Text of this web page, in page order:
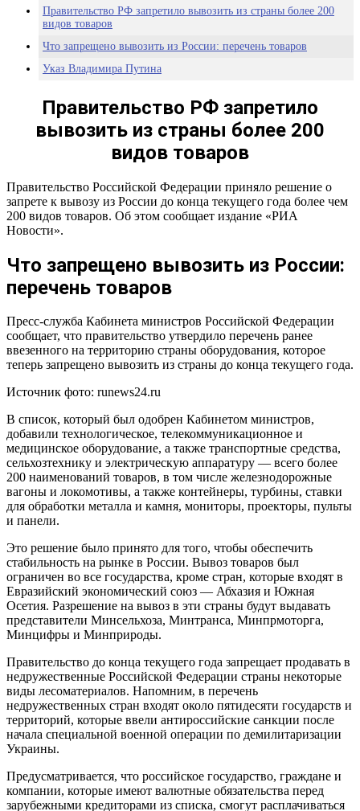
Правительство РФ запретило вывозить из страны более 200
видов товаров
Что запрещено вывозить из России: перечень товаров
Указ Владимира Путина
Правительство РФ запретило
вывозить из страны более 200
видов товаров
Правительство Российской Федерации приняло решение о
запрете к вывозу из России до конца текущего года более чем
200 видов товаров. Об этом сообщает издание «РИА
Новости».
Что запрещено вывозить из России:
перечень товаров
Пресс-служба Кабинета министров Российской Федерации
сообщает, что правительство утвердило перечень ранее
ввезенного на территорию страны оборудования, которое
теперь запрещено вывозить из страны до конца текущего года.
Источник фото: runews24.ru
В список, который был одобрен Кабинетом министров,
добавили технологическое, телекоммуникационное и
медицинское оборудование, а также транспортные средства,
сельхозтехнику и электрическую аппаратуру — всего более
200 наименований товаров, в том числе железнодорожные
вагоны и локомотивы, а также контейнеры, турбины, ставки
для обработки металла и камня, мониторы, проекторы, пульты
и панели.
Это решение было принято для того, чтобы обеспечить
стабильность на рынке в России. Вывоз товаров был
ограничен во все государства, кроме стран, которые входят в
Евразийский экономический союз — Абхазия и Южная
Осетия. Разрешение на вывоз в эти страны будут выдавать
представители Минсельхоза, Минтранса, Минпрмоторга,
Минцифры и Минприроды.
Правительство до конца текущего года запрещает продавать в
недружественные Российской Федерации страны некоторые
виды лесоматериалов. Напомним, в перечень
недружественных стран входят около пятидесяти государств и
территорий, которые ввели антироссийские санкции после
начала специальной военной операции по демилитаризации
Украины.
Предусматривается, что российское государство, граждане и
компании, которые имеют валютные обязательства перед
зарубежными кредиторами из списка, смогут расплачиваться